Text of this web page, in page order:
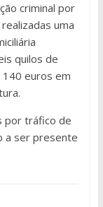
criminal por
uma
quilos de
euros em
por tráfico de
a ser presente